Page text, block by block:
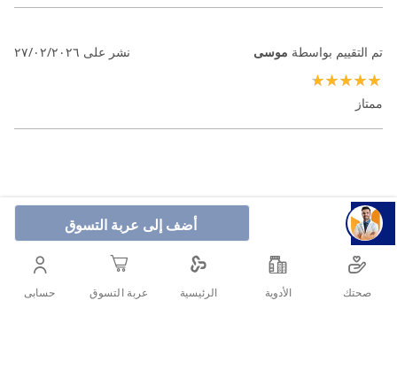
أضف إلى عربة التسوق
تم التقييم بواسطة موسى نشر على ٢٧/٠٢/٢٠٢٦
ممتاز
صحتك الأدوية الرئيسية عربة التسوق حسابى